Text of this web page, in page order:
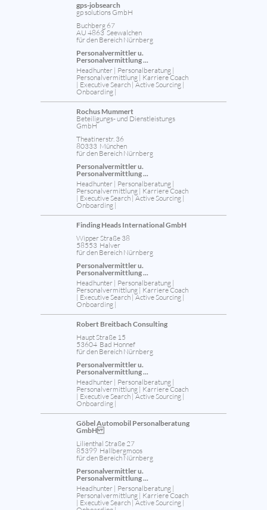
gps-jobsearch
gp solutions GmbH
Buchberg 67
AU 4863 Seewalchen
für den Bereich Nürnberg
Personalvermittler u.
Personalvermittlung ...
Headhunter | Personalberatung |
Personalvermittlung | Karriere Coach
| Executive Search | Active Sourcing |
Onboarding |
Rochus Mummert
Beteiligungs- und Dienstleistungs
GmbH
Theatinerstr. 36
80333 München
für den Bereich Nürnberg
Personalvermittler u.
Personalvermittlung ...
Headhunter | Personalberatung |
Personalvermittlung | Karriere Coach
| Executive Search | Active Sourcing |
Onboarding |
Finding Heads International GmbH
Wipper Straße 38
58553 Halver
für den Bereich Nürnberg
Personalvermittler u.
Personalvermittlung ...
Headhunter | Personalberatung |
Personalvermittlung | Karriere Coach
| Executive Search | Active Sourcing |
Onboarding |
Robert Breitbach Consulting
Haupt Straße 15
53604 Bad Honnef
für den Bereich Nürnberg
Personalvermittler u.
Personalvermittlung ...
Headhunter | Personalberatung |
Personalvermittlung | Karriere Coach
| Executive Search | Active Sourcing |
Onboarding |
Göbel Automobil Personalberatung
GmbH
Lilienthal Straße 27
85399 Hallbergmoos
für den Bereich Nürnberg
Personalvermittler u.
Personalvermittlung ...
Headhunter | Personalberatung |
Personalvermittlung | Karriere Coach
| Executive Search | Active Sourcing |